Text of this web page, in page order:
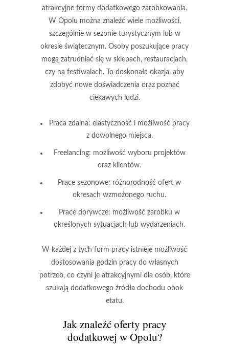
atrakcyjne formy dodatkowego zarobkowania.
W Opolu można znaleźć wiele możliwości,
szczególnie w sezonie turystycznym lub w
okresie świątecznym. Osoby poszukujące pracy
mogą zatrudniać się w sklepach, restauracjach,
czy na festiwalach. To doskonała okazja, aby
zdobyć nowe doświadczenia oraz poznać
ciekawych ludzi.
Praca zdalna: elastyczność i możliwość pracy
z dowolnego miejsca.
Freelancing: możliwość wyboru projektów
oraz klientów.
Prace sezonowe: różnorodność ofert w
okresach wzmożonego ruchu.
Prace dorywcze: możliwość zarobku w
określonych sytuacjach lub wydarzeniach.
W każdej z tych form pracy istnieje możliwość
dostosowania godzin pracy do własnych
potrzeb, co czyni je atrakcyjnymi dla osób, które
szukają dodatkowego źródła dochodu obok
etatu.
Jak znaleźć oferty pracy
dodatkowej w Opolu?